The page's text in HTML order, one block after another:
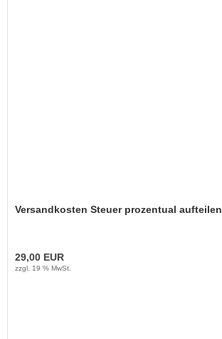
Versandkosten Steuer prozentual aufteilen
29,00 EUR
zzgl. 19 % MwSt.